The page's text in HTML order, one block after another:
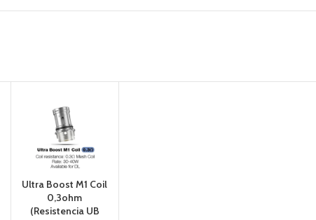
Ultra Boost M1 Coil
0,3ohm
(Resistencia UB